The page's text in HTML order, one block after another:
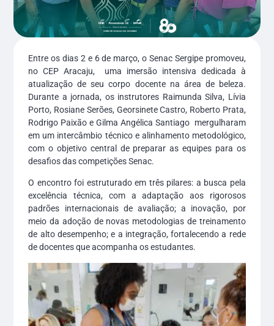
Entre os dias 2 e 6 de março, o Senac Sergipe promoveu,
no CEP Aracaju, uma imersão intensiva dedicada à
atualização de seu corpo docente na área de beleza.
Durante a jornada, os instrutores Raimunda Silva, Lívia
Porto, Rosiane Serões, Georsinete Castro, Roberto Prata,
Rodrigo Paixão e Gilma Angélica Santiago mergulharam
em um intercâmbio técnico e alinhamento metodológico,
com o objetivo central de preparar as equipes para os
desafios das competições Senac.
O encontro foi estruturado em três pilares: a busca pela
excelência técnica, com a adaptação aos rigorosos
padrões internacionais de avaliação; a inovação, por
meio da adoção de novas metodologias de treinamento
de alto desempenho; e a integração, fortalecendo a rede
de docentes que acompanha os estudantes.